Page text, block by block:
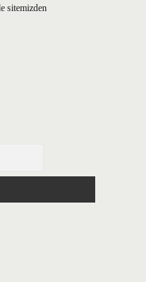
sitemizden